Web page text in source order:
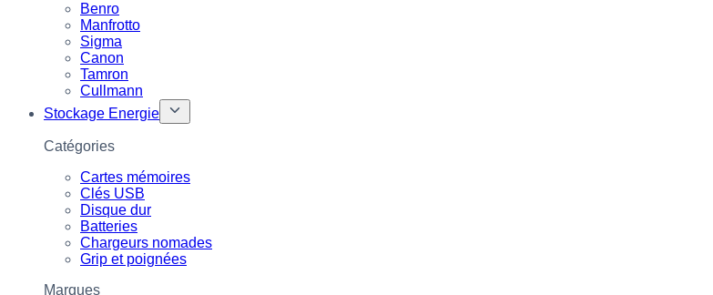
Benro
Manfrotto
Sigma
Canon
Tamron
Cullmann
Stockage Energie
Catégories
Cartes mémoires
Clés USB
Disque dur
Batteries
Chargeurs nomades
Grip et poignées
Marques